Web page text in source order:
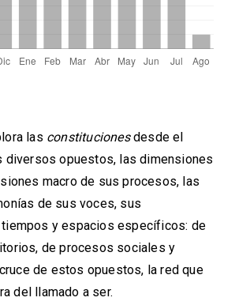
las constitucionesdesde el
diversos opuestos, las dimensiones
macro de sus procesos, las
de sus voces, sus
y espacios específicos: de
de procesos sociales y
de estos opuestos, la red que
del llamado a ser.